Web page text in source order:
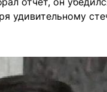
удивительному